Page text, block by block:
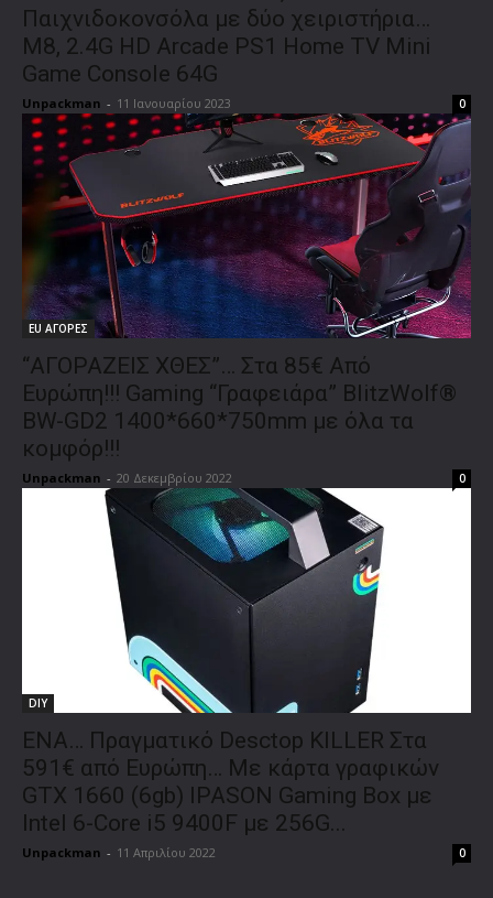
Παιχνιδοκονσόλα με δύο χειριστήρια…
M8, 2.4G HD Arcade PS1 Home TV Mini
Game Console 64G
Unpackman - 11 Ιανουαρίου 2023 0
EU ΑΓΟΡΕΣ
“ΑΓΟΡΑΖΕΙΣ ΧΘΕΣ”… Στα 85€ Από
Ευρώπη!!! Gaming “Γραφειάρα” BlitzWolf®
BW-GD2 1400*660*750mm με όλα τα
κομφόρ!!!
Unpackman - 20 Δεκεμβρίου 2022 0
DIY
ENA… Πραγματικό Desctop KILLER Στα
591€ από Ευρώπη… Με κάρτα γραφικών
GTX 1660 (6gb) IPASON Gaming Box με
Intel 6-Core i5 9400F με 256G...
Unpackman - 11 Απριλίου 2022 0